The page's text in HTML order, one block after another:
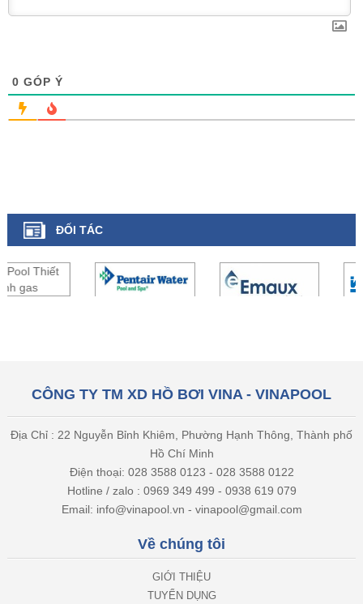
0 GÓP Ý
ĐỐI TÁC
CÔNG TY TM XD HỒ BƠI VINA - VINAPOOL
Địa Chỉ : 22 Nguyễn Bỉnh Khiêm, Phường Hạnh Thông, Thành phố
Hồ Chí Minh
Điện thoại: 028 3588 0123 - 028 3588 0122
Hotline / zalo : 0969 349 499 - 0938 619 079
Email: info@vinapool.vn - vinapool@gmail.com
Về chúng tôi
GIỚI THIỆU
TUYỂN DỤNG